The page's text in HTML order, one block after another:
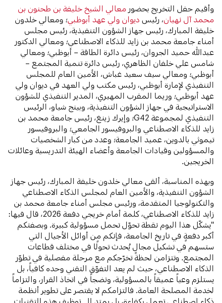
وأقيم حفل التخريج بحضور معالي الشيخ خليفة بن طحنون بن
محمد آل نهيان، رئيس ديوان ولي عهد أبوظبي؛ ومعالي خلدون
خليفة المبارك، رئيس جهاز الشؤون التنفيذية، رئيس مجلس
أمناء جامعة محمد بن زايد للذكاء الاصطناعي؛ ومعالي الدكتور
عبدالله حميد الجروان، رئيس دائرة الطاقة – أبوظبي؛ ومعالي
شامس علي خلفان الظاهري، رئيس دائرة تنمية المجتمع –
أبوظبي؛ ومعالي سيف سعيد غباش، الأمين العام للمجلس
التنفيذي لإمارة أبوظبي، رئيس مكتب ولي العهد في ديوان ولي
عهد أبوظبي؛ وريما المقرب المهيري، المدير التنفيذي للشؤون
الاستراتيجية في جهاز الشؤون التنفيذية، وبينج شياو، الرئيس
التنفيذي لمجموعة G42؛ وإيرك زينغ، رئيس جامعة محمد بن
زايد للذكاء الاصطناعي والبروفيسور الجامعي؛ والبروفيسور
تيموثي بالدوين، عميد الجامعة؛ وعدد من كبار الشخصيات
والمسؤولين وقيادات الجامعة وأعضاء الهيئة التدريسية وعائلات
الخريجين.
وبهذه المناسبة، ألقى معالي خلدون خليفة المبارك، رئيس جهاز
الشؤون التنفيذية، والأمين العام لمجلس الذكاء الاصطناعي
والتكنولوجيا المتقدمة، ورئيس مجلس أمناء جامعة محمد بن
زايد للذكاء الاصطناعي، كلمة أمام خريجي دفعة 2026، قال فيها:
"يشكّل هذا اليوم نقطة تحوّل تحمل مسؤولية كبيرة. وبصفتكم
أكبر دفعةٍ في تاريخ الجامعة، فإنكم من أوائل الأجيال التي
ستسهم في تشكيل مجالٍ يُحدث تحولًا في مختلف قطاعات
المجتمع. وتتزامن لحظة تخرّجكم مع مرحلة مفصلية في تطوّر
الذكاء الاصطناعي، حيث لم يعد التفوّق التقني وحده كافياً، بل
يستلزم وعياً عميقاً بالمسؤولية، ونضجاً في اتخاذ القرار، والتزاماً
لخدمة المصلحة العامة. فالتزامكم لا يقتصر على تطوير أنظمة
ذكاء اصطناعي تعمل بكفاءة، بل يمتد إلى توظيف هذه التقنيات